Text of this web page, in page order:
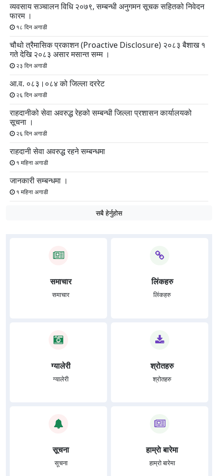
व्यवसाय सञ्चालन विधि २०७९, सम्बन्धी अनुगमन सूचक सहितको निवेदन
फारम ।
१८ दिन अगाडी
चौथो त्रैमासिक प्रकाशन (Proactive Disclosure) २०८३ बैशाख १
गते देखि २०८३ असार मसान्त सम्म ।
२३ दिन अगाडी
आ.व. ०८३।०८४ को जिल्ला दररेट
२६ दिन अगाडी
राहदानीको सेवा अवरुद्ध रेहको सम्बन्धी जिल्ला प्रशासन कार्यालयको
सूचना ।
२६ दिन अगाडी
राहदानी सेवा अवरुद्ध रहने सम्बन्धमा
१ महिना अगाडी
जानकारी सम्बन्धमा ।
१ महिना अगाडी
सबै हेर्नुहोस
समाचार
समाचार
लिंकहरु
लिंकहरु
ग्यालेरी
ग्यालेरी
श्रोतहरु
श्रोतहरु
सूचना
सूचना
हाम्राे बारेमा
हाम्राे बारेमा